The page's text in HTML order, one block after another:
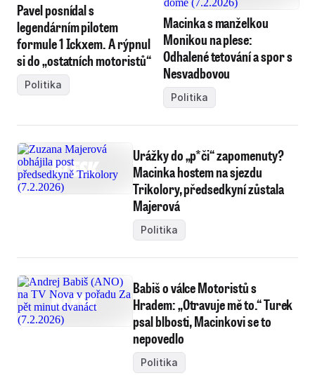
Pavel posnídal s
legendárním pilotem
formule 1 Ickxem. A rýpnul
si do „ostatních motoristů“
Politika
Macinka s manželkou
Monikou na plese:
Odhalené tetování a spor s
Nesvadbovou
Politika
Urážky do „p*či“ zapomenuty?
Macinka hostem na sjezdu
Trikolory, předsedkyní zůstala
Majerová
Politika
Babiš o válce Motoristů s
Hradem: „Otravuje mě to.“ Turek
psal blbosti, Macinkovi se to
nepovedlo
Politika